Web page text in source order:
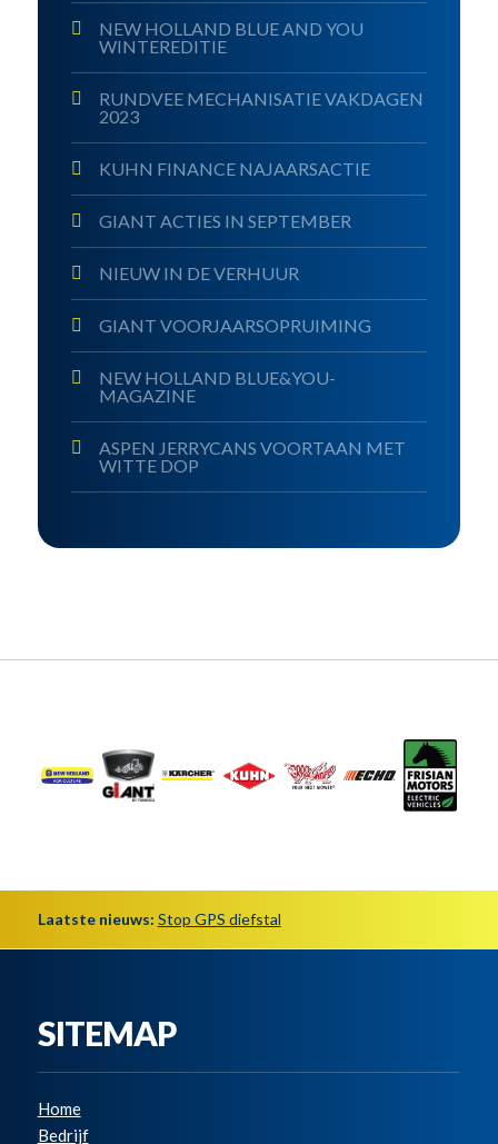
NEW HOLLAND BLUE AND YOU
WINTEREDITIE
RUNDVEE MECHANISATIE VAKDAGEN
2023
KUHN FINANCE NAJAARSACTIE
GIANT ACTIES IN SEPTEMBER
NIEUW IN DE VERHUUR
GIANT VOORJAARSOPRUIMING
NEW HOLLAND BLUE&YOU-
MAGAZINE
ASPEN JERRYCANS VOORTAAN MET
WITTE DOP
Laatste nieuws: Stop GPS diefstal
SITEMAP
Home
Bedrijf